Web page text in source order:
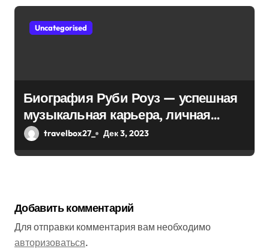
Uncategorised
Биография Руби Роуз — успешная
музыкальная карьера, личная
жизнь и знаковые достижения
travelbox27_ Дек 3, 2023
Добавить комментарий
Для отправки комментария вам необходимо
авторизоваться.